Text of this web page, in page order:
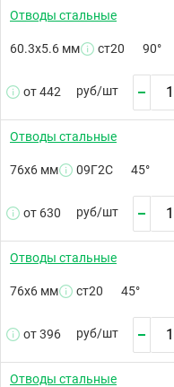
Отводы стальные
60.3х5.6 мм ст20 90°
от 442 руб/шт
Отводы стальные
76х6 мм 09Г2С 45°
от 630 руб/шт
Отводы стальные
76х6 мм ст20 45°
от 396 руб/шт
Отводы стальные